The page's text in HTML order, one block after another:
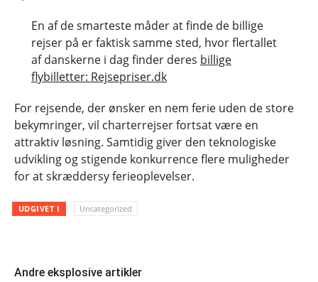
En af de smarteste måder at finde de billige
rejser på er faktisk samme sted, hvor flertallet
af danskerne i dag finder deres billige
flybilletter: Rejsepriser.dk
For rejsende, der ønsker en nem ferie uden de store
bekymringer, vil charterrejser fortsat være en
attraktiv løsning. Samtidig giver den teknologiske
udvikling og stigende konkurrence flere muligheder
for at skræddersy ferieoplevelser.
UDGIVET I Uncategorized
Andre eksplosive artikler